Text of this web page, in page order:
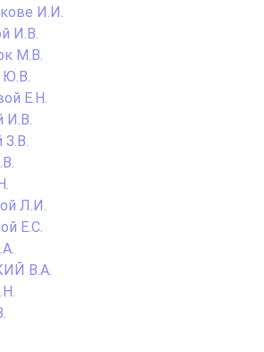
И.И.
И.В.
М.В.
Ю.В.
Е.Н.
И.В.
Л.И.
Е.С.
В.А.